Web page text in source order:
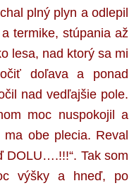
plný plyn a odlepil
termike, stúpania až
lesa, nad ktorý sa mi
doľava a ponad
nad vedľajšie pole.
moc nuspokojil a
obe plecia. Reval
DOLU….!!!“. Tak som
výšky a hneď, po